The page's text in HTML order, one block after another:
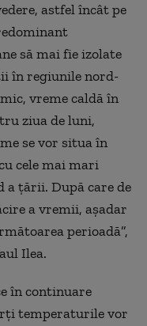
astfel încât pe
să mai fie izolate
în regiunile nord-
vreme caldă în
ziua de luni,
se vor situa în
cele mai mari
a țării. După care de
a vremii, așadar
perioadă”,
Ilea.
în continuare
temperaturile vor